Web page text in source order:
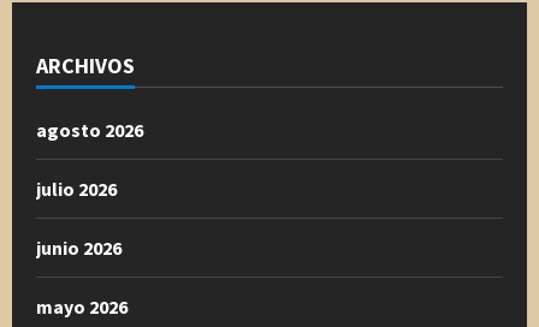
ARCHIVOS
agosto 2026
julio 2026
junio 2026
mayo 2026